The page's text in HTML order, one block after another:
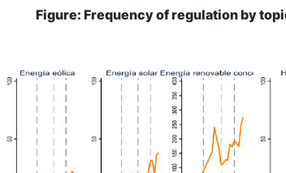
Figure: Frequency of regulation by